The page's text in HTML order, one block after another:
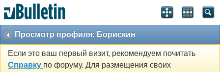
Просмотр профиля: Борискин
Если это ваш первый визит, рекомендуем почитать
Справку по форуму. Для размещения своих